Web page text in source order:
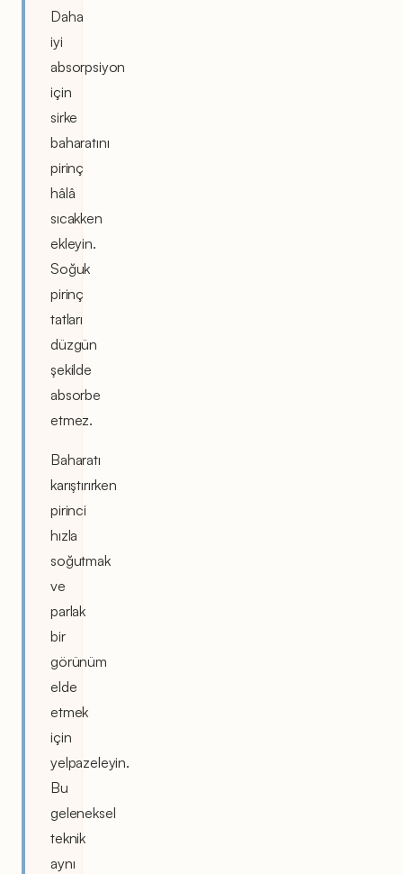
Daha
iyi
absorpsiyon
için
sirke
baharatını
pirinç
hâlâ
sıcakken
ekleyin.
Soğuk
pirinç
tatları
düzgün
şekilde
absorbe
etmez.
Baharatı
karıştırırken
pirinci
hızla
soğutmak
ve
parlak
bir
görünüm
elde
etmek
için
yelpazeleyin.
Bu
geleneksel
teknik
aynı